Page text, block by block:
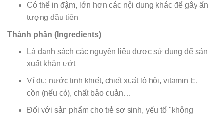
Có thể in đậm, lớn hơn các nội dung khác để gây ấn
tượng đầu tiên
Thành phần (Ingredients)
Là danh sách các nguyên liệu được sử dụng để sản
xuất khăn ướt
Ví dụ: nước tinh khiết, chiết xuất lô hội, vitamin E,
cồn (nếu có), chất bảo quản…
Đối với sản phẩm cho trẻ sơ sinh, yếu tố "không